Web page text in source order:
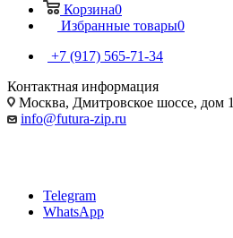
Корзина0
Избранные товары0
+7 (917) 565-71-34
Контактная информация
Москва, Дмитровское шоссе, дом
info@futura-zip.ru
Telegram
WhatsApp